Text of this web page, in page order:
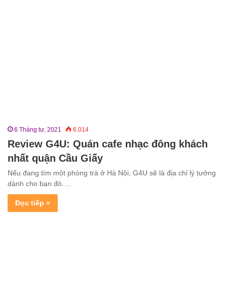
6 Tháng tư, 2021 6.014
Review G4U: Quán cafe nhạc đông khách
nhất quận Cầu Giấy
Nếu đang tìm một phòng trà ở Hà Nội, G4U sẽ là địa chỉ lý tưởng
dành cho bạn đó.…
Đọc tiếp »